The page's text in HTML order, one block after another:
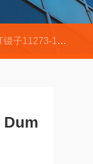
FST By Dumont镊子
Dum